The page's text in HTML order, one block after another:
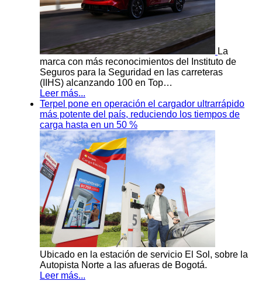
La
marca con más reconocimientos del Instituto de
Seguros para la Seguridad en las carreteras
(IIHS) alcanzando 100 en Top…
Leer más...
Terpel pone en operación el cargador ultrarrápido
más potente del país, reduciendo los tiempos de
carga hasta en un 50 %
Ubicado en la estación de servicio El Sol, sobre la
Autopista Norte a las afueras de Bogotá.
Leer más...